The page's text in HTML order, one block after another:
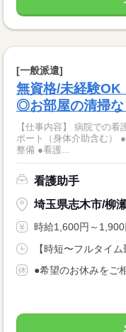
[一般派遣]
無資格/未経験OK
◎お部屋の清掃
【仕事内容】 病院での看護助手/
ポート（身体介助含む）
整備 ●看護...
看護助手
埼玉県志木市/柳
時給1,600円～1,900
【時短〜フルタイ
●希望のお休みをご